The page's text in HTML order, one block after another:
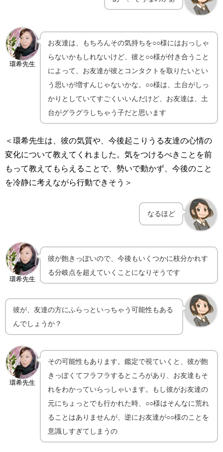
環希先生
お友達は、もちろんその気持ちを○○様にはおっしゃ
らないかもしれないけど、彼と○○様が付き合うこと
によって、お友達が彼とコンタクトを取りたいとい
う思いが増すんじゃないかな。○○様は、土台がしっ
かりとしていてすごくいいんだけど、お友達は、土
台がグラグラしちゃう子だと思います
＜環希先生は、彼の気質や、今後起こりうる友達の心情の
変化について教えてくれました。気をつけるべきことを前
もって教えてもらえることで、勢いで動かず、今後のこと
を冷静に考えながら行動できそう＞
なるほど
環希先生
彼が飽きっぽいので、今後もいくつかに枝分かれす
る分岐点を超えていくことになりそうです
彼が、友達の方にふらっといっちゃう可能性もある
んでしょうか？
環希先生
その可能性もあります。鑑定で視ていくと、彼が飽
きっぽくてフラフラするところがあり、お友達もそ
れをわかっていらっしゃいます。もし彼がお友達の
元にちょっとでも行かれた時、○○様はそんなに荒れ
ることはありませんが、逆にお友達が○○様のことを
意識しすぎてしまうの